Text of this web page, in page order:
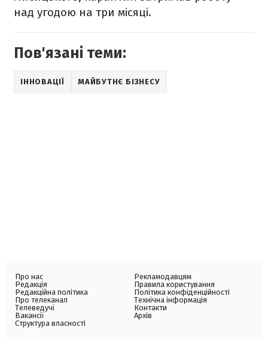
над угодою на три місяці.
Пов'язані теми:
ІННОВАЦІЇ МАЙБУТНЄ БІЗНЕСУ
Про нас
Редакція
Редакційна політика
Про телеканал
Телеведучі
Вакансії
Структура власності
Рекламодавцям
Правила користування
Політика конфіденційності
Технічна інформація
Контакти
Архів